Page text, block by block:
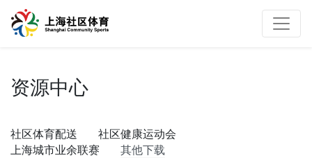
资源中心
社区体育配送
社区健康运动会
上海城市业余联赛
其他下载